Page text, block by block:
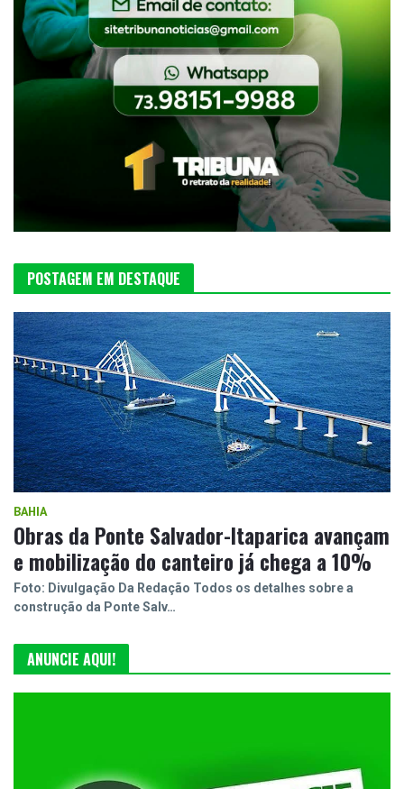
POSTAGEM EM DESTAQUE
BAHIA
Obras da Ponte Salvador-Itaparica avançam
e mobilização do canteiro já chega a 10%
Foto: Divulgação Da Redação Todos os detalhes sobre a
construção da Ponte Salv…
ANUNCIE AQUI!